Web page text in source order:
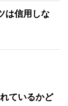
は信用しな
ているかど